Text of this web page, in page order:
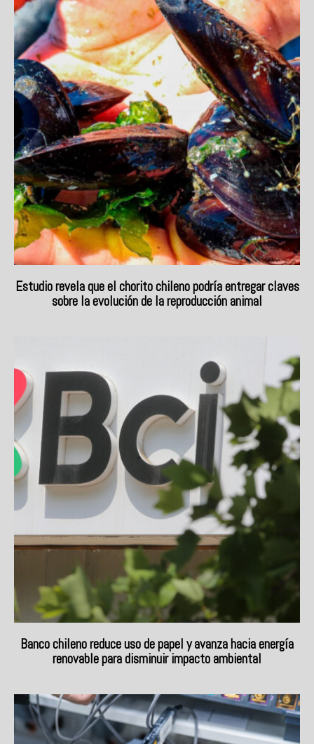
Estudio revela que el chorito chileno podría entregar claves
sobre la evolución de la reproducción animal
Banco chileno reduce uso de papel y avanza hacia energía
renovable para disminuir impacto ambiental